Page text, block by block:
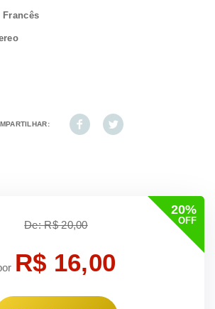
Francês
20%
OFF
De: R$ 20,00
R$ 16,00